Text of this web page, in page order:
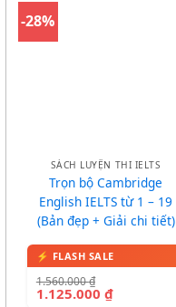
-28%
SÁCH LUYỆN THI IELTS
Trọn bộ Cambridge
English IELTS từ 1 – 19
(Bản đẹp + Giải chi tiết)
1.560.000₫
1.125.000 ₫